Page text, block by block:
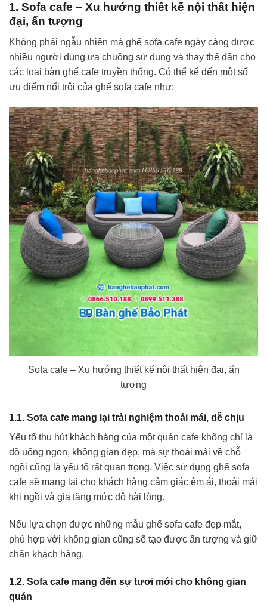
1. Sofa cafe – Xu hướng thiết kế nội thất hiện
đại, ấn tượng
Không phải ngẫu nhiên mà ghế sofa cafe ngày càng được
nhiều người dùng ưa chuộng sử dụng và thay thế dần cho
các loại bàn ghế cafe truyền thống. Có thể kể đến một số
ưu điểm nổi trội của ghế sofa cafe như:
Sofa cafe – Xu hướng thiết kế nội thất hiện đại, ấn
tượng
1.1. Sofa cafe mang lại trải nghiệm thoải mái, dễ chịu
Yếu tố thu hút khách hàng của một quán cafe không chỉ là
đồ uống ngon, không gian đẹp, mà sự thoải mái về chỗ
ngồi cũng là yếu tố rất quan trọng. Việc sử dụng ghế sofa
cafe sẽ mang lại cho khách hàng cảm giác êm ái, thoải mái
khi ngồi và gia tăng mức độ hài lòng.
Nếu lựa chọn được những mẫu ghế sofa cafe đẹp mắt,
phù hợp với không gian cũng sẽ tạo được ấn tượng và giữ
chân khách hàng.
1.2. Sofa cafe mang đến sự tươi mới cho không gian
quán